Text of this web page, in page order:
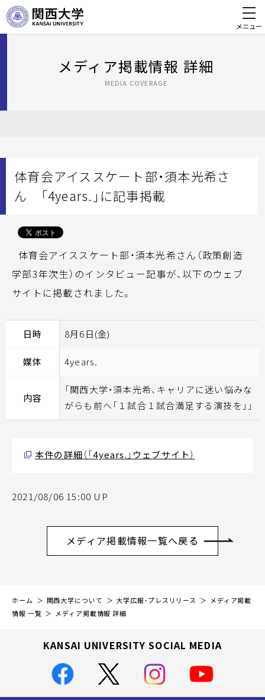
メニュー
メディア掲載情報 詳細
MEDIA COVERAGE
体育会アイススケート部・須本光希さ
ん 「4years.」に記事掲載
体育会アイススケート部・須本光希さん（政策創造
学部3年次生）のインタビュー記事が、以下のウェブ
サイトに掲載されました。
日時 8月6日(金)
媒体 4years.
内容
「関西大学・須本光希、キャリアに迷い悩みな
がらも前へ「１試合１試合満足する演技を」」
本件の詳細（「4years.」ウェブサイト）
2021/08/06 15:00 UP
メディア掲載情報一覧へ戻る
ホーム 関西大学について 大学広報・プレスリリース
メディア掲載
情報 一覧
メディア掲載情報 詳細
KANSAI UNIVERSITY SOCIAL MEDIA